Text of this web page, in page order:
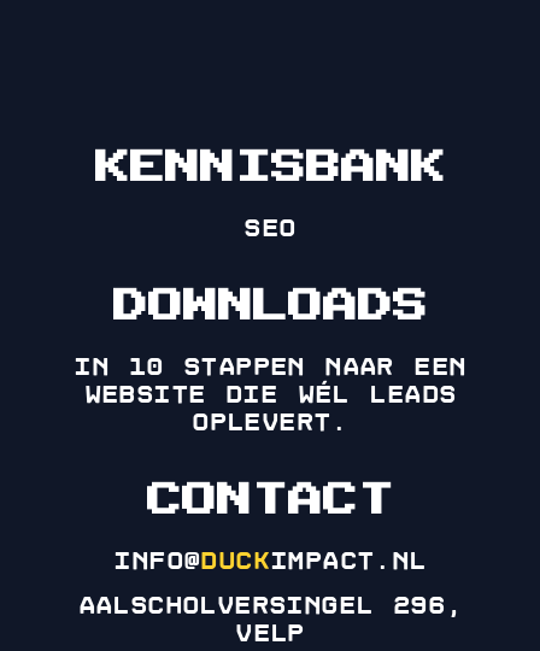
KENNISBANK
SEO
DOWNLOADS
in 10 stappen naar een
website die wél leads
oplevert.
CONTACT
info@duckimpact.nl
Aalscholversingel 296,
Velp